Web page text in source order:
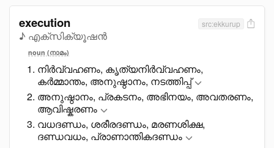
execution
♪ എക്സിക്യൂഷൻ
src:ekkurup
noun (നാമം)
നിർവ്വഹണം, കൃത്യനിർവ്വഹണം,
കർമ്മാന്തം, അനുഷ്ഠാനം, നടത്തിപ്പ്
അനുഷ്ഠാനം, പ്രകടനം, അഭിനയം, അവതരണം,
ആവിഷ്കരണം
വധദണ്ഡം, ശരീരദണ്ഡം, മരണശിക്ഷ,
ദണ്ഡവധം, പ്രാണാന്തികദണ്ഡം